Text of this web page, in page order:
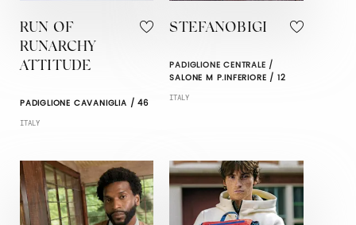
RUN OF
RUNARCHY
ATTITUDE
PADIGLIONE CAVANIGLIA / 46
ITALY
STEFANOBIGI
PADIGLIONE CENTRALE /
SALONE M P.INFERIORE / 12
ITALY